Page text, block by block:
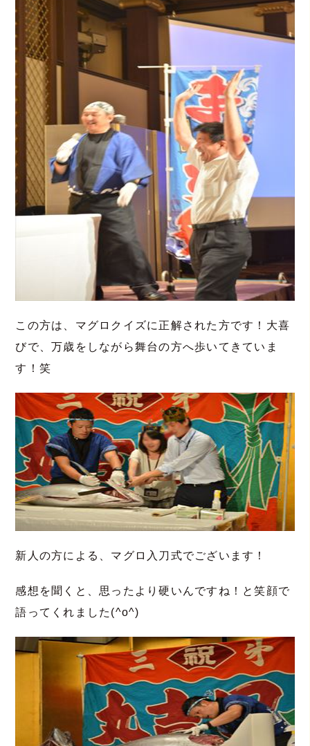
この方は、マグロクイズに正解された方です！大喜
びで、万歳をしながら舞台の方へ歩いてきていま
す！笑
新人の方による、マグロ入刀式でございます！
感想を聞くと、思ったより硬いんですね！と笑顔で
語ってくれました(^o^)